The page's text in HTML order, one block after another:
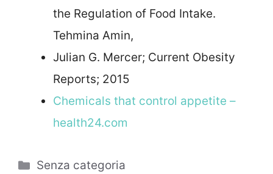
the Regulation of Food Intake.
Tehmina Amin,
Julian G. Mercer; Current Obesity
Reports; 2015
Chemicals that control appetite –
health24.com
Categorie
Senza categoria